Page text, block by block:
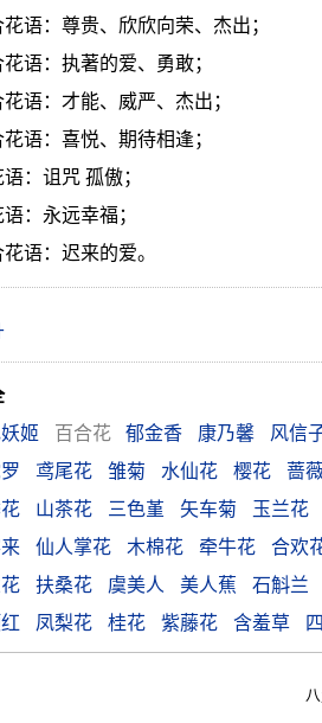
语：尊贵、欣欣向荣、杰出；
语：执著的爱、勇敢；
语：才能、威严、杰出；
语：喜悦、期待相逢；
：诅咒 孤傲；
：永远幸福；
语：迟来的爱。
姬 百合花 郁金香 康乃馨 风信
鸢尾花 雏菊 水仙花 樱花 蔷
山茶花 三色堇 矢车菊 玉兰花
仙人掌花 木棉花 牵牛花 合欢
扶桑花 虞美人 美人蕉 石斛兰
凤梨花 桂花 紫藤花 含羞草